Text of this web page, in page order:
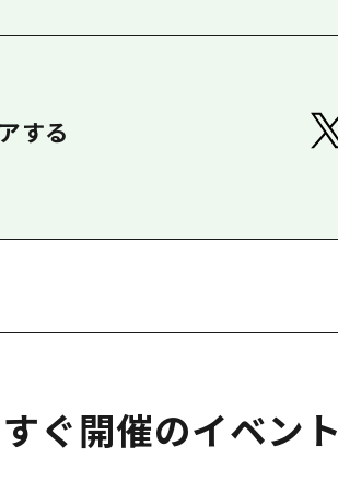
する
ぐ開催のイベント